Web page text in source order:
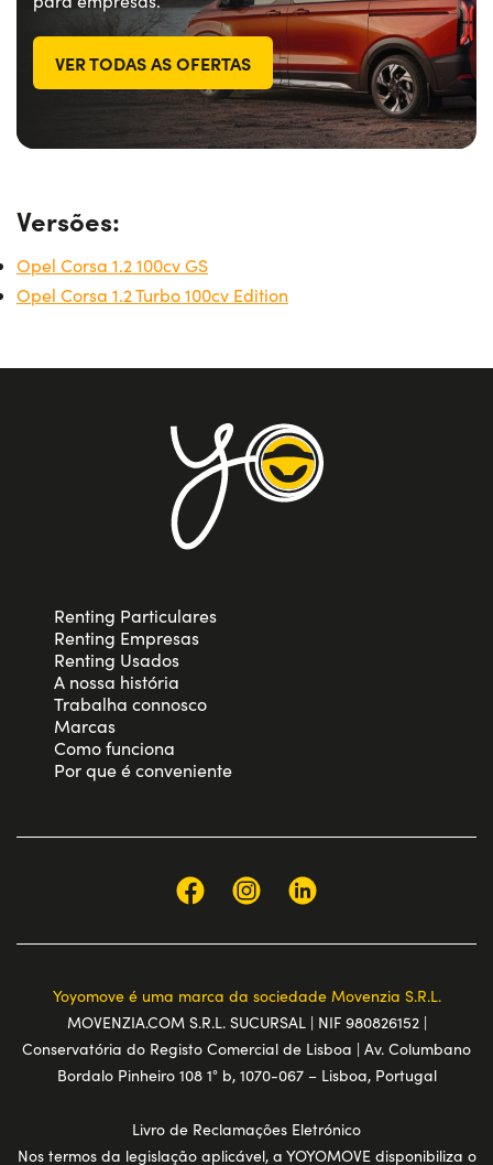
VER TODAS AS OFERTAS
Versões:
Opel Corsa 1.2 100cv GS
Opel Corsa 1.2 Turbo 100cv Edition
Renting Particulares
Renting Empresas
Renting Usados
A nossa história
Trabalha connosco
Marcas
Como funciona
Por que é conveniente
Yoyomove é uma marca da sociedade Movenzia S.R.L.
MOVENZIA.COM S.R.L. SUCURSAL | NIF 980826152 |
Conservatória do Registo Comercial de Lisboa | Av. Columbano
Bordalo Pinheiro 108 1° b, 1070-067 – Lisboa, Portugal
Livro de Reclamações Eletrónico
Nos termos da legislação aplicável, a YOYOMOVE disponibiliza o